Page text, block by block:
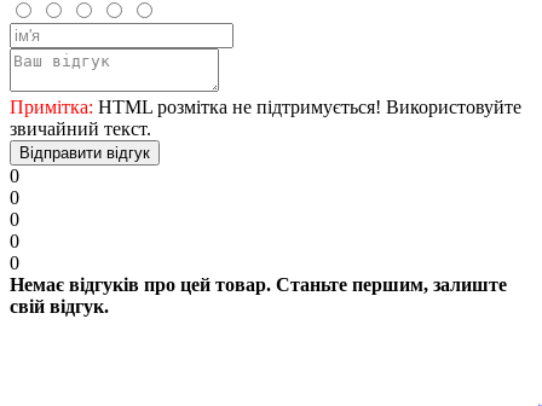
Примітка: HTML розмітка не підтримується! Використовуйте
звичайний текст.
Відправити відгук
0
0
0
0
0
Немає відгуків про цей товар. Станьте першим, залиште
свій відгук.